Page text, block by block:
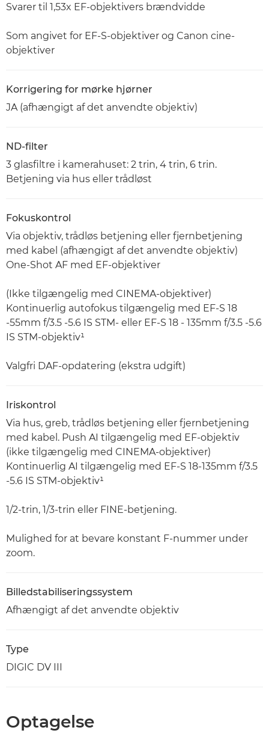
Svarer til 1,53x EF-objektivers brændvidde
Som angivet for EF-S-objektiver og Canon cine-
objektiver
Korrigering for mørke hjørner
JA (afhængigt af det anvendte objektiv)
ND-filter
3 glasfiltre i kamerahuset: 2 trin, 4 trin, 6 trin.
Betjening via hus eller trådløst
Fokuskontrol
Via objektiv, trådløs betjening eller fjernbetjening
med kabel (afhængigt af det anvendte objektiv)
One-Shot AF med EF-objektiver
(Ikke tilgængelig med CINEMA-objektiver)
Kontinuerlig autofokus tilgængelig med EF-S 18
-55mm f/3.5 -5.6 IS STM- eller EF-S 18 - 135mm f/3.5 -5.6
IS STM-objektiv¹
Valgfri DAF-opdatering (ekstra udgift)
Iriskontrol
Via hus, greb, trådløs betjening eller fjernbetjening
med kabel. Push AI tilgængelig med EF-objektiv
(ikke tilgængelig med CINEMA-objektiver)
Kontinuerlig AI tilgængelig med EF-S 18-135mm f/3.5
-5.6 IS STM-objektiv¹
1/2-trin, 1/3-trin eller FINE-betjening.
Mulighed for at bevare konstant F-nummer under
zoom.
Billedstabiliseringssystem
Afhængigt af det anvendte objektiv
Type
DIGIC DV III
Optagelse